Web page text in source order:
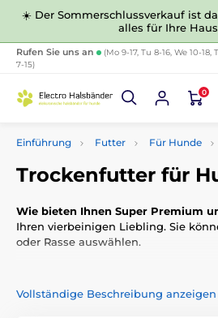
☀️ Der Sommerschlussverkauf ist
alles für Ihre
Rufen Sie uns an
(Mo 9-17, Tu 8-16, We 10-18,
7-15)
0
Einführung Futter Für Hunde
Trockenfutter für
Wie bieten Ihnen Super Premium
Ihren vierbeinigen Liebling. Sie
oder Rasse auswählen.
Vollständige Beschreibung anzeigen